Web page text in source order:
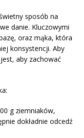
sposób na
danie. Kluczowymi
oraz mąka, która
konsystencji. Aby
aby zachować
g ziemniaków,
dokładnie odcedź